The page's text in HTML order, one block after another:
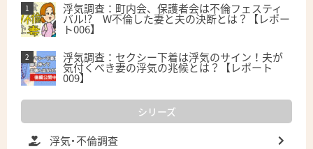
浮気調査：町内会、保護者会は不倫フェスティ
バル!? W不倫した妻と夫の決断とは？【レポー
ト006】
浮気調査：セクシー下着は浮気のサイン！夫が
気付くべき妻の浮気の兆候とは？【レポート
009】
シリーズ
浮気・不倫調査